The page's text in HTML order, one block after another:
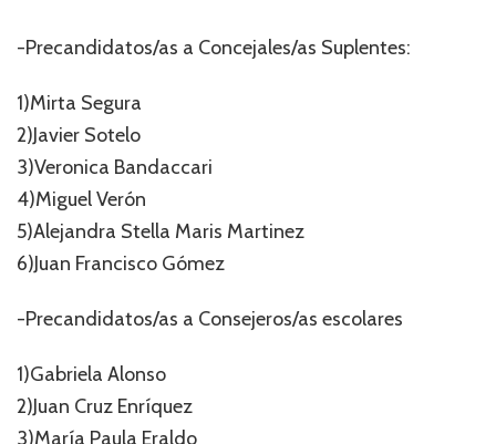
-Precandidatos/as a Concejales/as Suplentes:
1)Mirta Segura
2)Javier Sotelo
3)Veronica Bandaccari
4)Miguel Verón
5)Alejandra Stella Maris Martinez
6)Juan Francisco Gómez
-Precandidatos/as a Consejeros/as escolares
1)Gabriela Alonso
2)Juan Cruz Enríquez
3)María Paula Eraldo